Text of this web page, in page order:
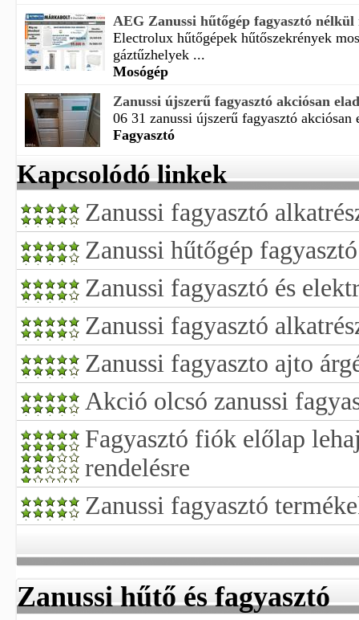
AEG Zanussi hűtőgép fagyasztó nélkül
Electrolux hűtőgépek hűtőszekrények
gáztűzhelyek ...
Mosógép
Zanussi újszerű fagyasztó akciósan
06 31 zanussi újszerű fagyasztó akciósan
Fagyasztó
Kapcsolódó linkek
Zanussi fagyasztó
Zanussi hűtőgép
Zanussi fagyasztó és
Zanussi fagyasztó
Zanussi fagyaszto ajto
Akció olcsó zanussi
Fagyasztó fiók előlap
rendelésre
Zanussi fagyasztó
Zanussi hűtő és fagyasztó